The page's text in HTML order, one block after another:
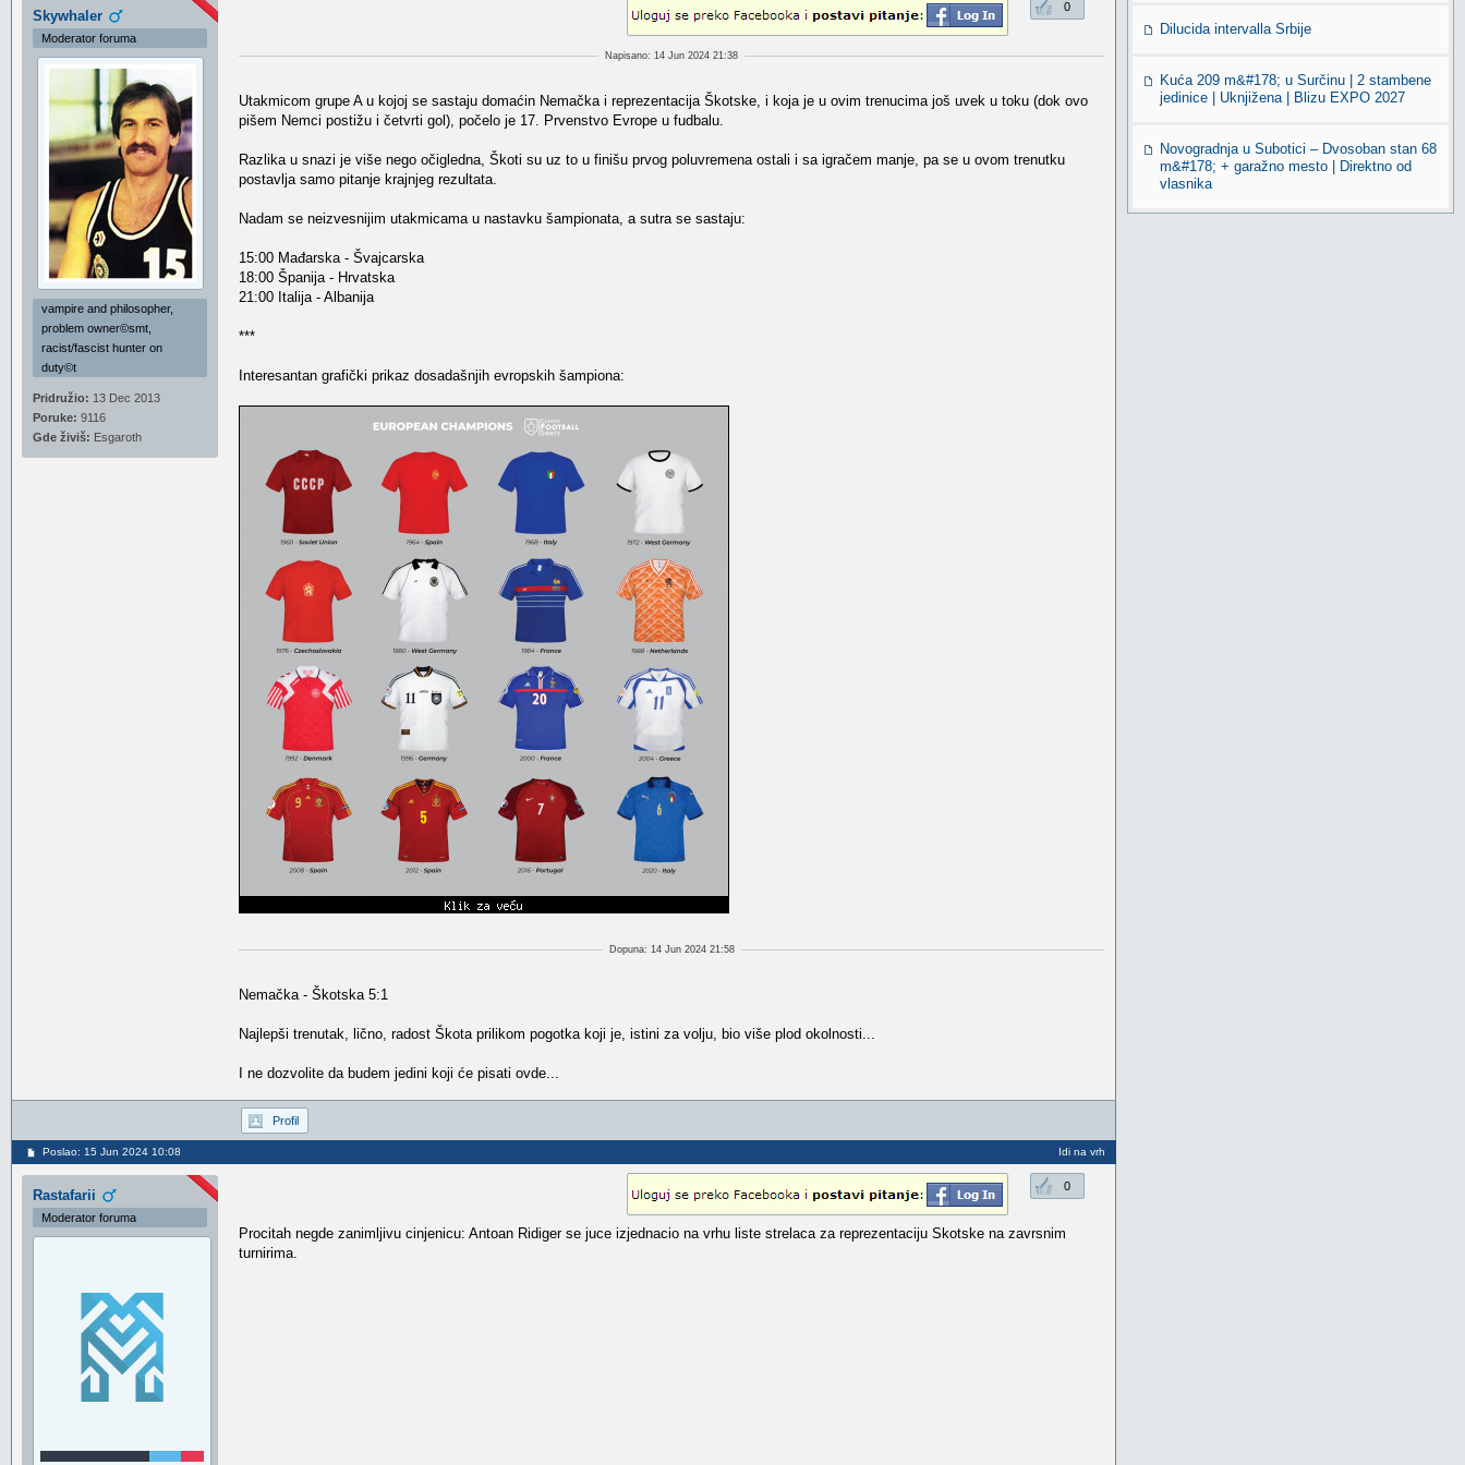
Skywhaler
Moderator foruma
vampire and philosopher,
problem owner©smt,
racist/fascist hunter on
duty©t
Pridružio: 13 Dec 2013
Poruke: 9116
Gde živiš: Esgaroth
0
Napisano: 14 Jun 2024 21:38
Utakmicom grupe A u kojoj se sastaju domaćin Nemačka i reprezentacija Škotske, i koja je u ovim trenucima još uvek u toku (dok ovo
pišem Nemci postižu i četvrti gol), počelo je 17. Prvenstvo Evrope u fudbalu.
Razlika u snazi je više nego očigledna, Škoti su uz to u finišu prvog poluvremena ostali i sa igračem manje, pa se u ovom trenutku
postavlja samo pitanje krajnjeg rezultata.
Nadam se neizvesnijim utakmicama u nastavku šampionata, a sutra se sastaju:
15:00 Mađarska - Švajcarska
18:00 Španija - Hrvatska
21:00 Italija - Albanija
***
Interesantan grafički prikaz dosadašnjih evropskih šampiona:
Dopuna: 14 Jun 2024 21:58
Nemačka - Škotska 5:1
Najlepši trenutak, lično, radost Škota prilikom pogotka koji je, istini za volju, bio više plod okolnosti...
I ne dozvolite da budem jedini koji će pisati ovde...
Profil
Poslao: 15 Jun 2024 10:08 Idi na vrh
Rastafarii
Moderator foruma
0
Procitah negde zanimljivu cinjenicu: Antoan Ridiger se juce izjednacio na vrhu liste strelaca za reprezentaciju Skotske na zavrsnim
turnirima.
Dilucida intervalla Srbije
Kuća 209 m&#178; u Surčinu | 2 stambene
jedinice | Uknjižena | Blizu EXPO 2027
Novogradnja u Subotici – Dvosoban stan 68
m&#178; + garažno mesto | Direktno od
vlasnika